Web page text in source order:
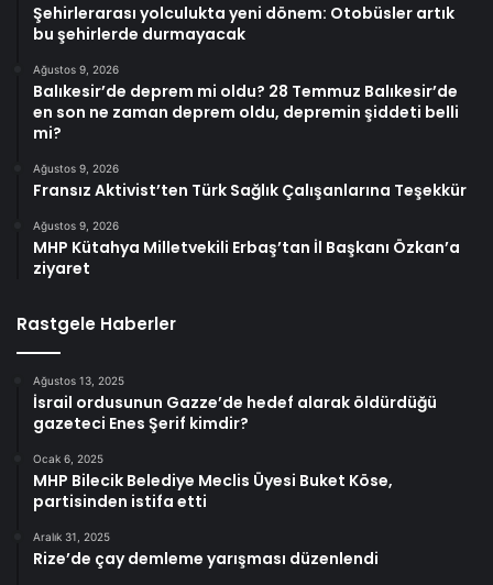
Şehirlerarası yolculukta yeni dönem: Otobüsler artık
bu şehirlerde durmayacak
Ağustos 9, 2026
Balıkesir’de deprem mi oldu? 28 Temmuz Balıkesir’de
en son ne zaman deprem oldu, depremin şiddeti belli
mi?
Ağustos 9, 2026
Fransız Aktivist’ten Türk Sağlık Çalışanlarına Teşekkür
Ağustos 9, 2026
MHP Kütahya Milletvekili Erbaş’tan İl Başkanı Özkan’a
ziyaret
Rastgele Haberler
Ağustos 13, 2025
İsrail ordusunun Gazze’de hedef alarak öldürdüğü
gazeteci Enes Şerif kimdir?
Ocak 6, 2025
MHP Bilecik Belediye Meclis Üyesi Buket Köse,
partisinden istifa etti
Aralık 31, 2025
Rize’de çay demleme yarışması düzenlendi